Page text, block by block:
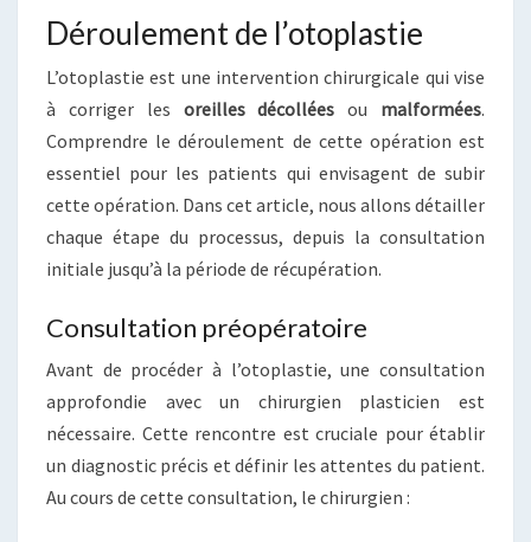
Déroulement de l’otoplastie
L’otoplastie est une intervention chirurgicale qui vise
à corriger les oreilles décollées ou malformées.
Comprendre le déroulement de cette opération est
essentiel pour les patients qui envisagent de subir
cette opération. Dans cet article, nous allons détailler
chaque étape du processus, depuis la consultation
initiale jusqu’à la période de récupération.
Consultation préopératoire
Avant de procéder à l’otoplastie, une consultation
approfondie avec un chirurgien plasticien est
nécessaire. Cette rencontre est cruciale pour établir
un diagnostic précis et définir les attentes du patient.
Au cours de cette consultation, le chirurgien :